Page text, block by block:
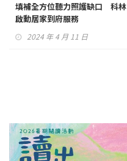
填補全方位聽力照護缺口 科林
啟動居家到府服務
2024 年 4 月 11 日